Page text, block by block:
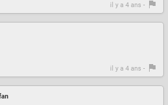
il y a 4 ans -
il y a 4 ans -